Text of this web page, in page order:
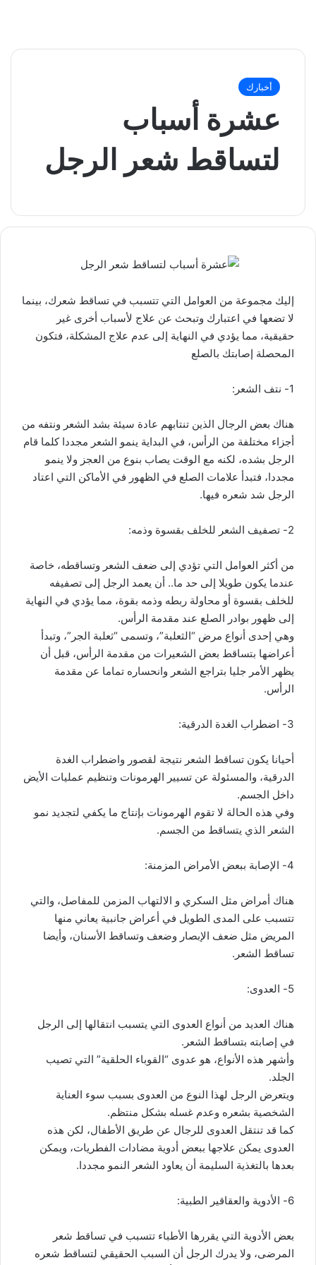
أخبارك
عشرة أسباب
لتساقط شعر الرجل
إليك مجموعة من العوامل التي تتسبب في تساقط شعرك، بينما
لا تضعها في اعتبارك وتبحث عن علاج لأسباب أخرى غير
حقيقية، مما يؤدي في النهاية إلى عدم علاج المشكلة، فتكون
المحصلة إصابتك بالصلع
1- نتف الشعر:
هناك بعض الرجال الذين تنتابهم عادة سيئة بشد الشعر ونتفه من
أجزاء مختلفة من الرأس، في البداية ينمو الشعر مجددا كلما قام
الرجل بشده، لكنه مع الوقت يصاب بنوع من العجز ولا ينمو
مجددا، فتبدأ علامات الصلع في الظهور في الأماكن التي اعتاد
الرجل شد شعره فيها.
2- تصفيف الشعر للخلف بقسوة وذمه:
من أكثر العوامل التي تؤدي إلى ضعف الشعر وتساقطه، خاصة
عندما يكون طويلا إلى حد ما.. أن يعمد الرجل إلى تصفيفه
للخلف بقسوة أو محاولة ربطه وذمه بقوة، مما يؤدي في النهاية
إلى ظهور بوادر الصلع عند مقدمة الرأس.
وهي إحدى أنواع مرض “الثعلبة”، وتسمى “ثعلبة الجر”، وتبدأ
أعراضها بتساقط بعض الشعيرات من مقدمة الرأس، قبل أن
يظهر الأمر جليا بتراجع الشعر وانحساره تماما عن مقدمة
الرأس.
3- اضطراب الغدة الدرقية:
أحيانا يكون تساقط الشعر نتيجة لقصور واضطراب الغدة
الدرقية، والمسئولة عن تسيير الهرمونات وتنظيم عمليات الأيض
داخل الجسم.
وفي هذه الحالة لا تقوم الهرمونات بإنتاج ما يكفي لتجديد نمو
الشعر الذي يتساقط من الجسم.
4- الإصابة ببعض الأمراض المزمنة:
هناك أمراض مثل السكري و الالتهاب المزمن للمفاصل، والتي
تتسبب على المدى الطويل في أعراض جانبية يعاني منها
المريض مثل ضعف الإبصار وضعف وتساقط الأسنان، وأيضا
تساقط الشعر.
5- العدوى:
هناك العديد من أنواع العدوى التي يتسبب انتقالها إلى الرجل
في إصابته بتساقط الشعر.
وأشهر هذه الأنواع، هو عدوى “القوباء الحلقية” التي تصيب
الجلد.
ويتعرض الرجل لهذا النوع من العدوى بسبب سوء العناية
الشخصية بشعره وعدم غسله بشكل منتظم.
كما قد تنتقل العدوى للرجال عن طريق الأطفال، لكن هذه
العدوى يمكن علاجها ببعض أدوية مضادات الفطريات، ويمكن
بعدها بالتغذية السليمة أن يعاود الشعر النمو مجددا.
6- الأدوية والعقاقير الطبية:
بعض الأدوية التي يقررها الأطباء تتسبب في تساقط شعر
المرضى، ولا يدرك الرجل أن السبب الحقيقي لتساقط شعره